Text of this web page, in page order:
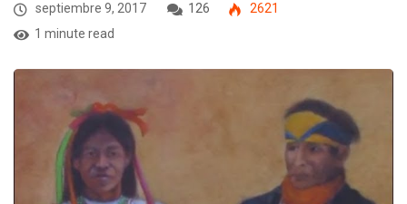
septiembre 9, 2017 126
2621
1 minute read